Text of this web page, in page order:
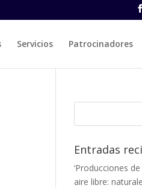
Servicios Patrocinadores
Entradas
‘Producciones
aire libre: